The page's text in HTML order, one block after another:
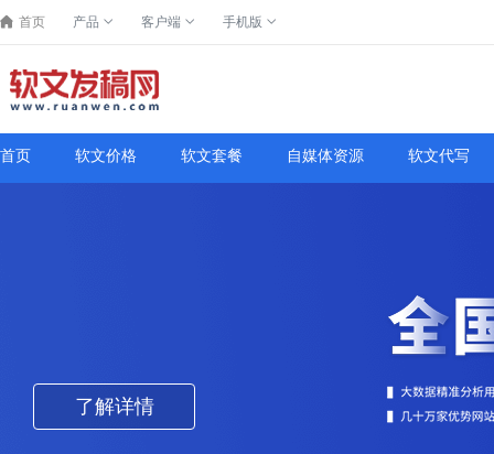
首页 产品 客户端 手机版
首页 软文价格 软文套餐 自媒体资源 软文代写
了解详情